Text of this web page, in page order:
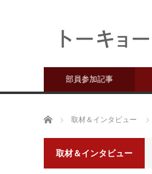
部員参加記事
ホーム 取材＆インタビュー
取材＆インタビュー